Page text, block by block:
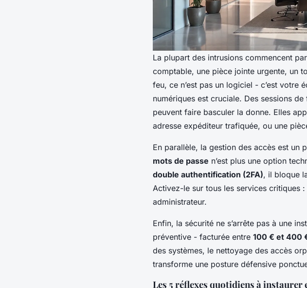
La plupart des intrusions commencent
comptable, une pièce jointe urgente, un
feu, ce n’est pas un logiciel - c’est votre
numériques est cruciale. Des sessions de
peuvent faire basculer la donne. Elles
adresse expéditeur trafiquée, ou une
En parallèle, la gestion des accès est un
mots de passe n’est plus une option
double authentification (2FA), il bloque
Activez-le sur tous les services critiques
administrateur.
Enfin, la sécurité ne s’arrête pas à une
préventive - facturée entre 100 € et 400
des systèmes, le nettoyage des accès
transforme une posture défensive
Les 5 réflexes quotidiens à instaurer